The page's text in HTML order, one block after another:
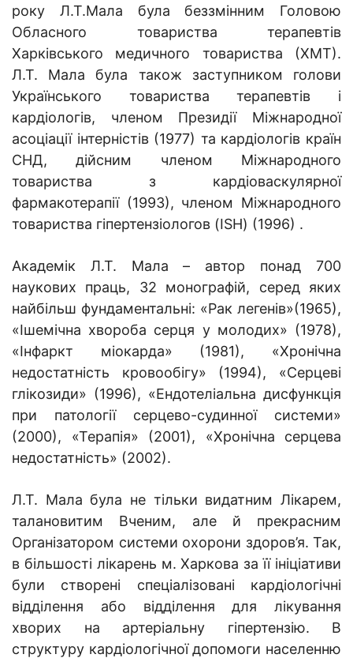
року Л.Т.Мала була беззмінним Головою
Обласного товариства терапевтів
Харківського медичного товариства (ХМТ).
Л.Т. Мала була також заступником голови
Українського товариства терапевтів і
кардіологів, членом Президії Міжнародної
асоціації інтерністів (1977) та кардіологів країн
СНД, дійсним членом Міжнародного
товариства з кардіоваскулярної
фармакотерапії (1993), членом Міжнародного
товариства гіпертензіологов (ISH) (1996) .
Академік Л.Т. Мала – автор понад 700
наукових праць, 32 монографій, серед яких
найбільш фундаментальні: «Рак легенів»(1965),
«Ішемічна хвороба серця у молодих» (1978),
«Інфаркт міокарда» (1981), «Хронічна
недостатність кровообігу» (1994), «Серцеві
глікозиди» (1996), «Ендотеліальна дисфункція
при патології серцево-судинної системи»
(2000), «Терапія» (2001), «Хронічна серцева
недостатність» (2002).
Л.Т. Мала була не тільки видатним Лікарем,
талановитим Вченим, але й прекрасним
Організатором системи охорони здоров’я. Так,
в більшості лікарень м. Харкова за її ініціативи
були створені спеціалізовані кардіологічні
відділення або відділення для лікування
хворих на артеріальну гіпертензію. В
структуру кардіологічної допомоги населенню